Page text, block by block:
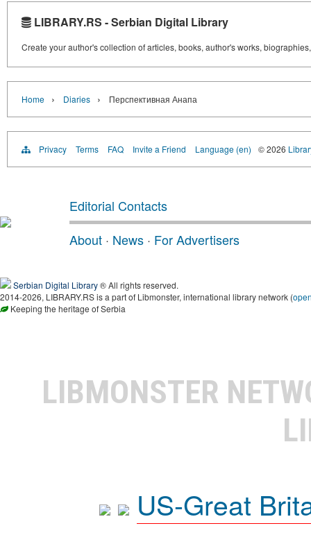
LIBRARY.RS - Serbian Digital Library
Create your author's collection of articles, books, author's works,
Home › Diaries › Перспективная Анапа
Privacy Terms FAQ Invite a Friend Language (en) © 2026
Editorial Contacts
About · News · For Advertisers
Serbian Digital Library® All rights reserved.
2014-2026, LIBRARY.RS is a part of Libmonster, international library network (
Keeping the heritage of Serbia
LIBMONSTER
US-Great